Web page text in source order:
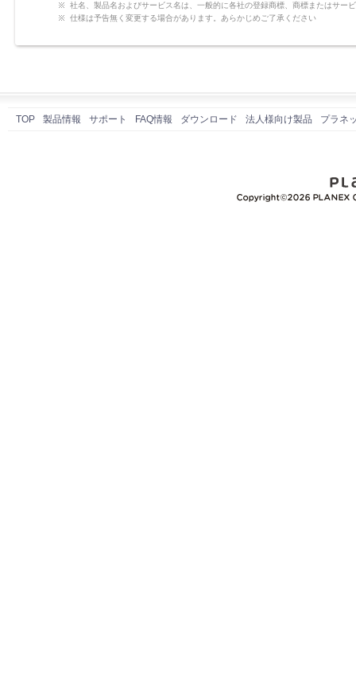
社名、製品名およびサービス名は、一般的に各社の登録商標、商標またはサー
仕様は予告無く変更する場合があります。あらかじめご了承ください
TOP 製品情報 サポート FAQ情報 ダウンロード 法人様向け製品 プラネ